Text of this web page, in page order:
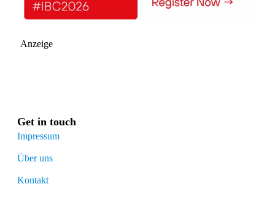
Anzeige
Get in touch
Impressum
Über uns
Kontakt